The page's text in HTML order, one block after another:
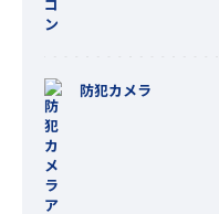
防犯カメラ